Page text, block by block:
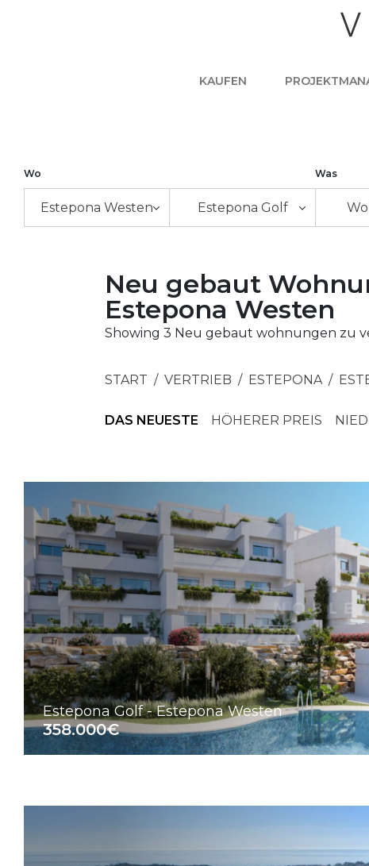
KAUFEN
Wo
Estepona Westen Estepona Golf
Was
Neu gebaut
Estepona Westen
Showing 3 Neu gebaut wohnungen zu
START VERTRIEB ESTEPONA
DAS NEUESTE HÖHERER PREIS
Estepona Golf - Estepona Westen
358.000€